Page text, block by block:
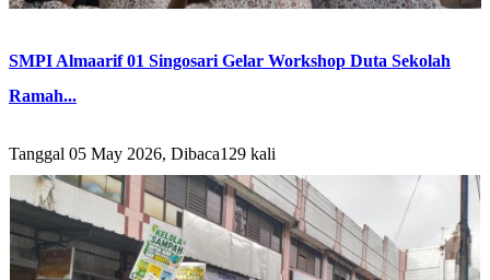
SMPI Almaarif 01 Singosari Gelar Workshop Duta Sekolah
Ramah...
Tanggal 05 May 2026, Dibaca129 kali